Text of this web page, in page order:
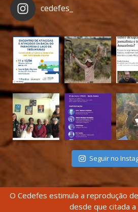
cedefes_
Seguir no
O Cedefes estimula a reprodução
desde que citada